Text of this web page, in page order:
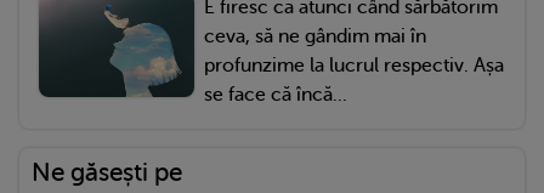
E firesc ca atunci când sărbătorim
ceva, să ne gândim mai în
profunzime la lucrul respectiv. Așa
se face că încă...
Ne găsești pe